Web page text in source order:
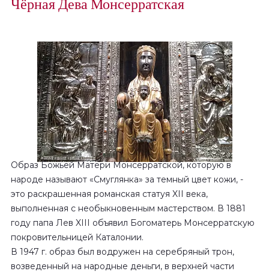
Образ Божьей Матери Монсерратской, которую в
народе называют «Смуглянка» за темный цвет кожи, -
это раскрашенная романская статуя XII века,
выполненная с необыкновенным мастерством. В 1881
году папа Лев XIII объявил Богоматерь Монсерратскую
покровительницей Каталонии.
В 1947 г. образ был водружен на серебряный трон,
возведенный на народные деньги, в верхней части